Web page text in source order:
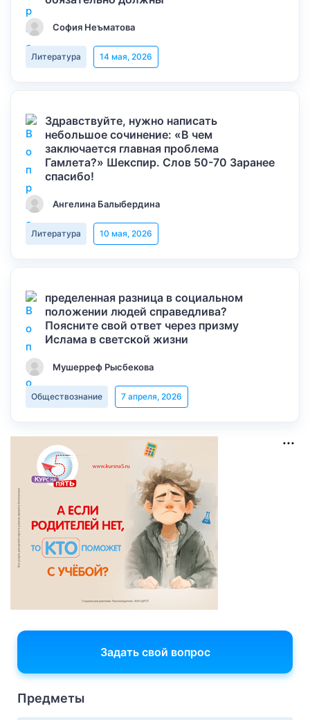
София Неъматова
Литература 14 мая, 2026
Здравствуйте, нужно написать
небольшое сочинение: «В чем
заключается главная проблема
Гамлета?» Шекспир. Слов 50-70 Заранее
спасибо!
Ангелина Балыбердина
Литература 10 мая, 2026
пределенная разница в социальном
положении людей справедлива?
Поясните свой ответ через призму
Ислама в светской жизни
Мушерреф Рысбекова
Обществознание 7 апреля, 2026
Задать свой вопрос
Предметы